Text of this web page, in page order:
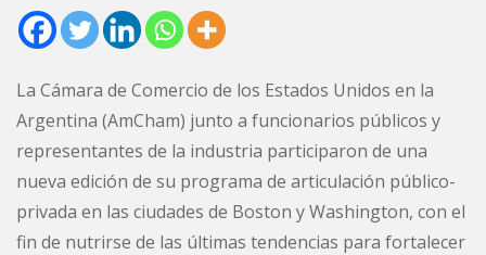
La Cámara de Comercio de los Estados Unidos en la
Argentina (AmCham) junto a funcionarios públicos y
representantes de la industria participaron de una
nueva edición de su programa de articulación público-
privada en las ciudades de Boston y Washington, con el
fin de nutrirse de las últimas tendencias para fortalecer